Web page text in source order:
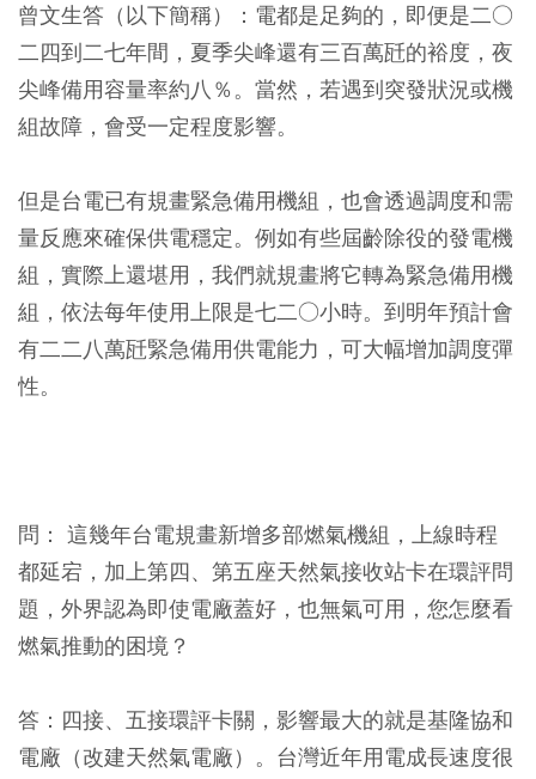
曾文生答（以下簡稱）： 電都是足夠的，即便是二○
二四到二七年間，夏季尖峰還有三百萬瓩的裕度，夜
尖峰備用容量率約八％。當然，若遇到突發狀況或機
組故障，會受一定程度影響。
但是台電已有規畫緊急備用機組，也會透過調度和需
量反應來確保供電穩定。例如有些屆齡除役的發電機
組，實際上還堪用，我們就規畫將它轉為緊急備用機
組，依法每年使用上限是七二○小時。到明年預計會
有二二八萬瓩緊急備用供電能力，可大幅增加調度彈
性。
問： 這幾年台電規畫新增多部燃氣機組，上線時程
都延宕，加上第四、第五座天然氣接收站卡在環評問
題，外界認為即使電廠蓋好，也無氣可用，您怎麼看
燃氣推動的困境？
答： 四接、五接環評卡關，影響最大的就是基隆協和
電廠（改建天然氣電廠）。台灣近年用電成長速度很